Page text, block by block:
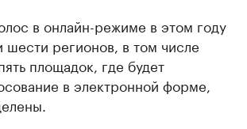
в онлайн-режиме в этом году
шести регионов, в том числе
площадок, где будет
в электронной форме,